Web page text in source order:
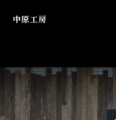
中原工房